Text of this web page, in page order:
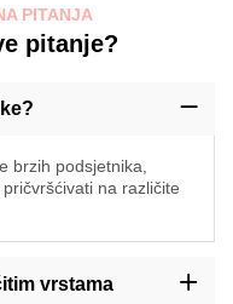
PITANJA
pitanje?
brzih podsjetnika,
na različite
vrstama